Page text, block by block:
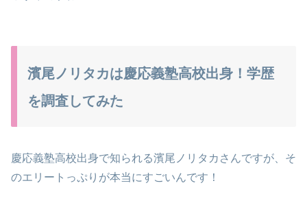
濱尾ノリタカは慶応義塾高校出身！学歴
を調査してみた
慶応義塾高校出身で知られる濱尾ノリタカさんですが、そ
のエリートっぷりが本当にすごいんです！